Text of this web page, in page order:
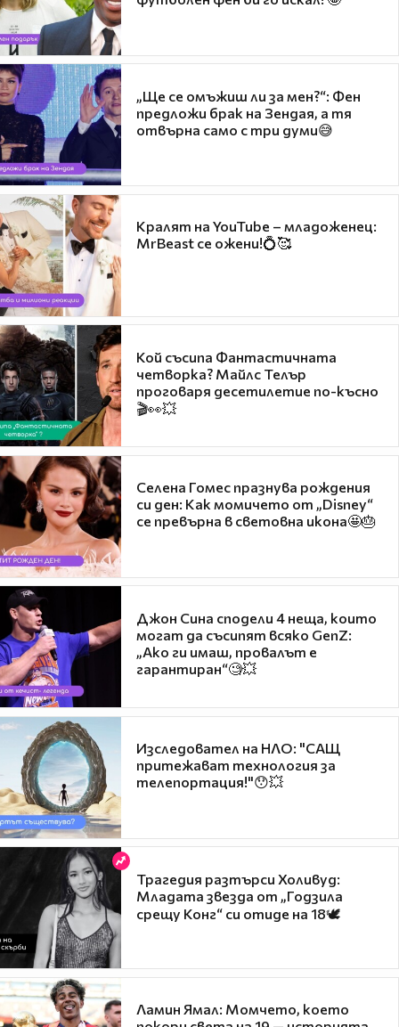
„Ще се омъжиш ли за мен?“: Фен
предложи брак на Зендая, а тя
отвърна само с три думи😅
Кралят на YouTube – младоженец:
MrBeast се ожени!💍🥰
Кой съсипа Фантастичната
четворка? Майлс Телър
проговаря десетилетие по-късно
🎬👀💥
Селена Гомес празнува рождения
си ден: Как момичето от „Disney“
се превърна в световна икона🤩🎂
Джон Сина сподели 4 неща, които
могат да съсипят всяко GenZ:
„Ако ги имаш, провалът е
гарантиран“🧐💥
Изследовател на НЛО: "САЩ
притежават технология за
телепортация!"😯💥
Трагедия разтърси Холивуд:
Младата звезда от „Годзила
срещу Конг“ си отиде на 18🕊️
Ламин Ямал: Момчето, което